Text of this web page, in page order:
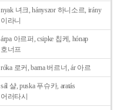
nyak 녀크, hányszor 하니소르, irány
이라니
árpa 아르퍼, csipke 칩케, hónap
호너프
róka 로커, barna 버르너, ár 아르
sál 샬, puska 푸슈카, aratás
어러타시